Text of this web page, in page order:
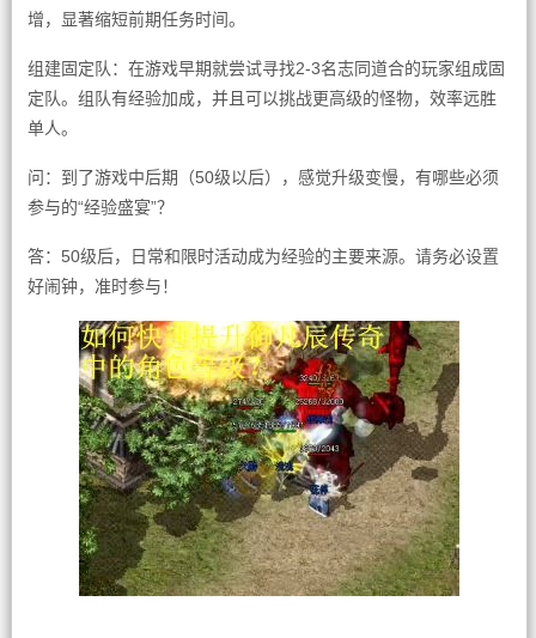
增，显著缩短前期任务时间。
组建固定队：在游戏早期就尝试寻找2-3名志同道合的玩家组成固
定队。组队有经验加成，并且可以挑战更高级的怪物，效率远胜
单人。
问：到了游戏中后期（50级以后），感觉升级变慢，有哪些必须
参与的“经验盛宴”？
答：50级后，日常和限时活动成为经验的主要来源。请务必设置
好闹钟，准时参与！